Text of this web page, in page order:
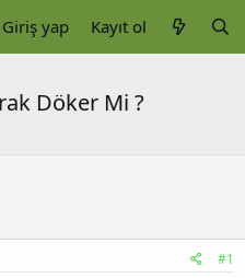
Giriş yap Kayıt ol
Döker Mi ?
#1